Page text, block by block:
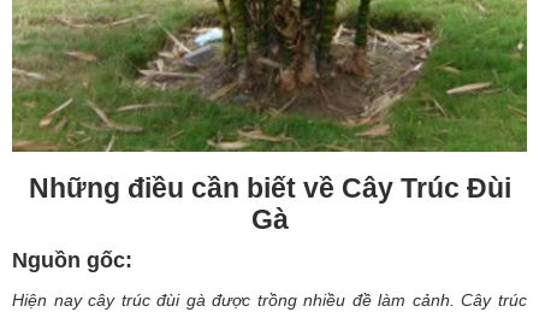
Những điều cần biết về Cây Trúc Đùi
Gà
Nguồn gốc:
Hiện nay cây trúc đùi gà được trồng nhiều đề làm cảnh. Cây trúc